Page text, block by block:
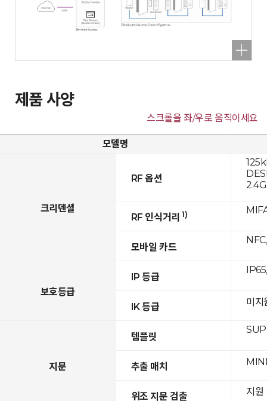
제품 사양
스크롤을 좌/우로 움직이세요
모델명
크리덴셜
RF 옵션
RF 인식거리 1)
모바일 카드
보호등급
IP 등급
IK 등급
지문
템플릿
추출 매치
위조 지문 검출
미지
지원